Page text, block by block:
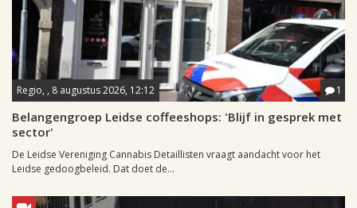
Regio, , 8 augustus 2026, 12:12 1
Belangengroep Leidse coffeeshops: 'Blijf in gesprek met
sector'
De Leidse Vereniging Cannabis Detaillisten vraagt aandacht voor het
Leidse gedoogbeleid. Dat doet de...